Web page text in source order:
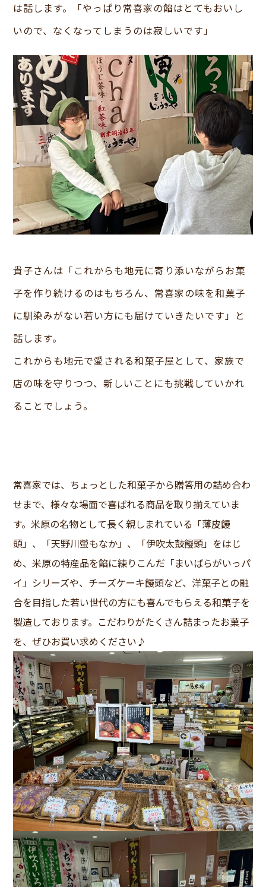
は話します。「やっぱり常喜家の餡はとてもおいし
いので、なくなってしまうのは寂しいです」
貴子さんは「これからも地元に寄り添いながらお菓
子を作り続けるのはもちろん、常喜家の味を和菓子
に馴染みがない若い方にも届けていきたいです」と
話します。
これからも地元で愛される和菓子屋として、家族で
店の味を守りつつ、新しいことにも挑戦していかれ
ることでしょう。
常喜家では、ちょっとした和菓子から贈答用の詰め合わ
せまで、様々な場面で喜ばれる商品を取り揃えていま
す。米原の名物として長く親しまれている「薄皮饅
頭」、「天野川螢もなか」、「伊吹太鼓饅頭」をはじ
め、米原の特産品を餡に練りこんだ「まいばらがいっパ
イ」シリーズや、チーズケーキ饅頭など、洋菓子との融
合を目指した若い世代の方にも喜んでもらえる和菓子を
製造しております。こだわりがたくさん詰まったお菓子
を、ぜひお買い求めください♪